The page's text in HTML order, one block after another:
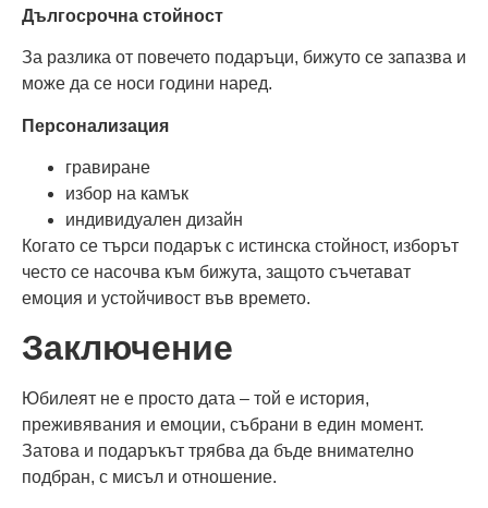
Дългосрочна стойност
За разлика от повечето подаръци, бижуто се запазва и
може да се носи години наред.
Персонализация
гравиране
избор на камък
индивидуален дизайн
Когато се търси подарък с истинска стойност, изборът
често се насочва към бижута, защото съчетават
емоция и устойчивост във времето.
Заключение
Юбилеят не е просто дата – той е история,
преживявания и емоции, събрани в един момент.
Затова и подаръкът трябва да бъде внимателно
подбран, с мисъл и отношение.